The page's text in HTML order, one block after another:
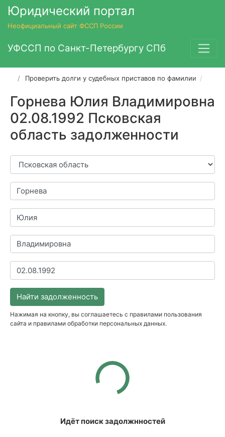
Юридический портал
Неофициальный сайт ФССП России
УФССП по Санкт-Петербургу СПб
Проверить долги у судебных приставов по фамилии
Горнева Юлия Владимировна
02.08.1992 Псковская
область задолженности
Найти задолженность
Нажимая на кнопку, вы соглашаетесь с правилами пользования
сайта и правилами обработки персональных данных.
Идёт поиск задолжнностей